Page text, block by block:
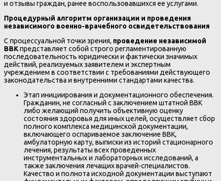
и отзывы граждан, ранее воспользовавшихся ее услугами.
Процедурный алгоритм организации и проведения
независимого военно-врачебного освидетельствования
С процессуальной точки зрения, проведение независимой
ВВКпредставляет собой строго регламентированную
последовательность юридически и фактически значимых
действий, реализуемых заявителем и экспертным
учреждением в соответствии с требованиями действующего
законодательства и внутренними стандартами качества.
Этап инициирования и документационного обеспечения.
Гражданин, не согласный с заключением штатной ВВК
либо желающий получить объективную оценку
состояния здоровья для иных целей, осуществляет сбор
полного комплекса медицинской документации,
включающего оспариваемое заключение ВВК,
амбулаторную карту, выписки из историй стационарного
лечения, результаты всех проведенных
инструментальных и лабораторных исследований, а
также заключения лечащих врачей-специалистов.
Качество и полнота исходной документации выступают